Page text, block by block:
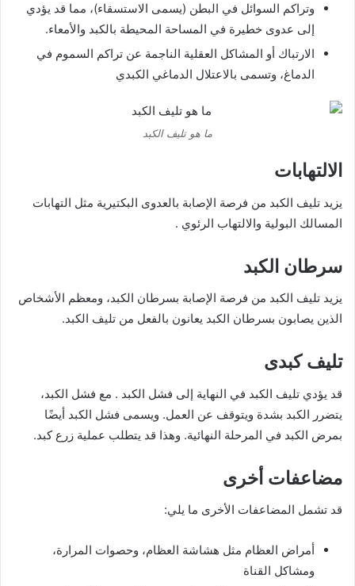
وتراكم السوائل في البطن (يسمى الاستسقاء)، مما قد يؤدي
إلى عدوى خطيرة في المساحة المحيطة بالكبد والأمعاء.
الارتباك أو المشاكل العقلية الناجمة عن تراكم السموم في
الدماغ، وتسمى بالاعتلال الدماغي الكبدي
ما هو تليف الكبد
الالتهابات
يزيد تليف الكبد من فرصة الإصابة بالعدوى البكتيرية مثل التهابات
المسالك البولية والالتهاب الرئوي .
سرطان الكبد
يزيد تليف الكبد من فرصة الإصابة بسرطان الكبد، ومعظم الأشخاص
الذين يصابون بسرطان الكبد يعانون بالفعل من تليف الكبد.
تليف كبدى
قد يؤدي تليف الكبد في النهاية إلى فشل الكبد . مع فشل الكبد،
يتضرر الكبد بشدة ويتوقف عن العمل. ويسمى فشل الكبد أيضًا
بمرض الكبد في المرحلة النهائية. وهذا قد يتطلب عملية زرع كبد.
مضاعفات أخرى
قد تشمل المضاعفات الأخرى ما يلي:
أمراض العظام مثل هشاشة العظام، وحصوات المرارة،
ومشاكل القناة